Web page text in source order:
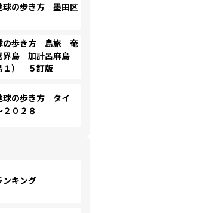
の歩き方 墨田区
の歩き方 島旅 奄
島 加計呂麻島
１） ５訂版
球の歩き方 タイ
２０２８
ンキング